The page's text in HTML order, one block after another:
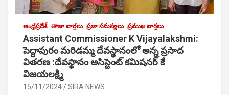
ఆంధ్రప్రదేశ్ తాజా వార్తలు ప్రజా సమస్యలు ప్రముఖ వార్తలు
Assistant Commissioner K Vijayalakshmi:
పెద్దాపురం మరిడమ్మ దేవస్థానంలో అన్న ప్రసాద
వితరణ :దేవస్థానం అసిస్టెంట్ కమిషనర్ కే
విజయలక్ష్మి
15/11/2024 SIRA NEWS